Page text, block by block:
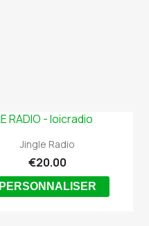
 Quick view
Jingle Radio
€20.00
PERSONNALISER